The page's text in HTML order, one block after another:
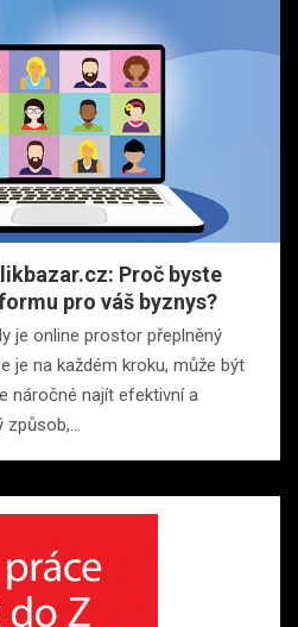
Proč byste
pro váš byznys?
je online prostor přeplněný
je na každém kroku, může být
náročné najít efektivní a
způsob,…